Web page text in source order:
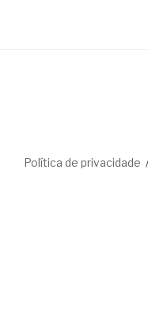
Política de privacidade